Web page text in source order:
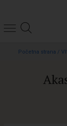
Početna strana /